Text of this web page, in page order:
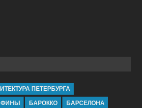
ПЕТЕРБУРГА
БАРОККО
БАРСЕЛОНА